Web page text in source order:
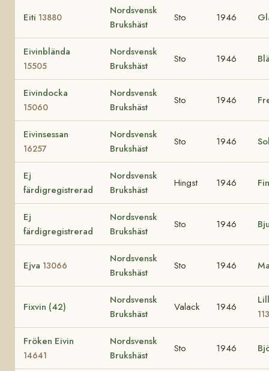
Eiti 13880
Nordsvensk
Brukshäst
Sto 1946
Eivinblända
15505
Nordsvensk
Brukshäst
Sto 1946
Eivindocka
15060
Nordsvensk
Brukshäst
Sto 1946
Eivinsessan
16257
Nordsvensk
Brukshäst
Sto 1946
Ej
färdigregistrerad
Nordsvensk
Brukshäst
Hingst 1946
Ej
färdigregistrerad
Nordsvensk
Brukshäst
Sto 1946
Ejva 13066
Nordsvensk
Brukshäst
Sto 1946
Fixvin (42)
Nordsvensk
Brukshäst
Valack 1946
Fröken Eivin
14641
Nordsvensk
Brukshäst
Sto 1946